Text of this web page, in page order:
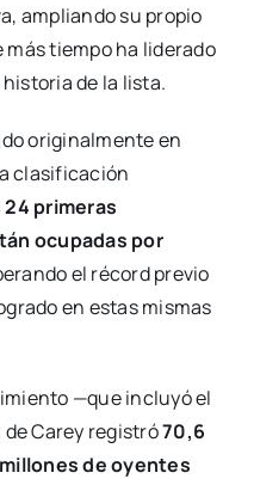
ampliando su propio
tiempo ha liderado
historia de la lista.
originalmente en
clasificación
24 primeras
ocupadas por
el récord previo
en estas mismas
—que incluyó el
de Carey registró70,6
de oyentes